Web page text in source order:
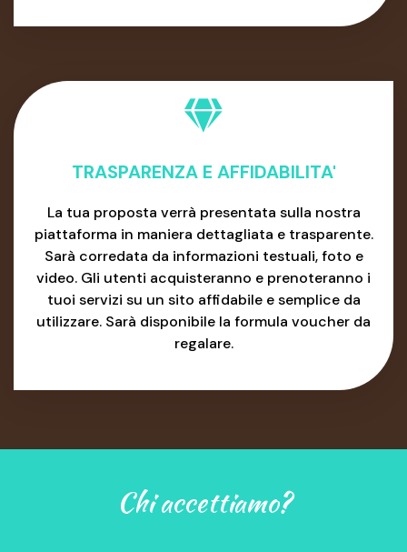
TRASPARENZA E AFFIDABILITA'
La tua proposta verrà presentata sulla nostra
piattaforma in maniera dettagliata e trasparente.
Sarà corredata da informazioni testuali, foto e
video. Gli utenti acquisteranno e prenoteranno i
tuoi servizi su un sito affidabile e semplice da
utilizzare. Sarà disponibile la formula voucher da
regalare.
Chi accettiamo?